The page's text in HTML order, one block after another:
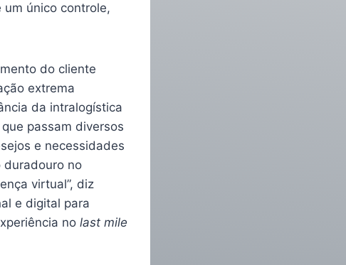
único controle,
do cliente
extrema
da intralogística
passam diversos
e necessidades
duradouro no
virtual”, diz
e digital para
no last mile